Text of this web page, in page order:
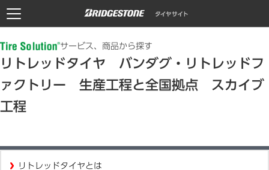
サービス、商品から探す
リトレッドタイヤ バンダグ・リトレッドフ
ァクトリー 生産工程と全国拠点 スカイブ
工程
リトレッドタイヤとは